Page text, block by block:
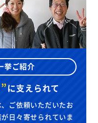
挙ご紹介
に支えられて
ご依頼いただいたお
日々寄せられていま